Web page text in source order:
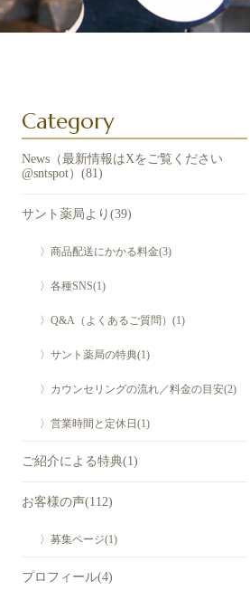
Category
News（最新情報はXをご覧ください
@sntspot）(81)
サント薬局より(39)
〉商品配送にかかる料金(3)
〉各種SNS(1)
〉Q&A（よくあるご質問）(1)
〉サント薬局の特典(1)
〉カウンセリングの流れ／料金の目安(2)
〉営業時間と定休日(1)
ご紹介による特典(1)
お客様の声(112)
〉募集ページ(1)
プロフィール(4)